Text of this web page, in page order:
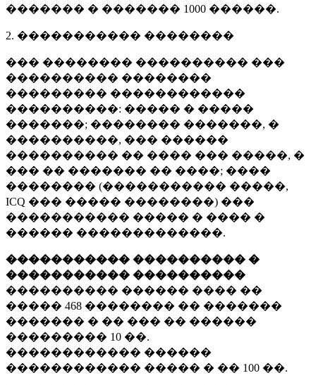
������� � ������� 1000 ������.
2. ����������� ��������
��� �������� ���������� ���
���������� ��������
��������� ������������
����������: ����� � �����
�������; �������� �������, �
����������, ��� ������
���������� �� ���� ��� �����, �
��� �� ������� �� ����; ����
�������� (����������� �����,
ICQ ��� ����� ��������) ���
����������� ����� � ���� �
������ �������������.
����������� ���������� �
����������� ����������
���������� ������ ���� ��
����� 468 �������� �� �������
������� � �� ��� �� ������
��������� 10 ��.
������������ ������
������������ ����� � �� 100 ��.